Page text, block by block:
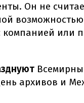
Он не
компанией или
архивов и